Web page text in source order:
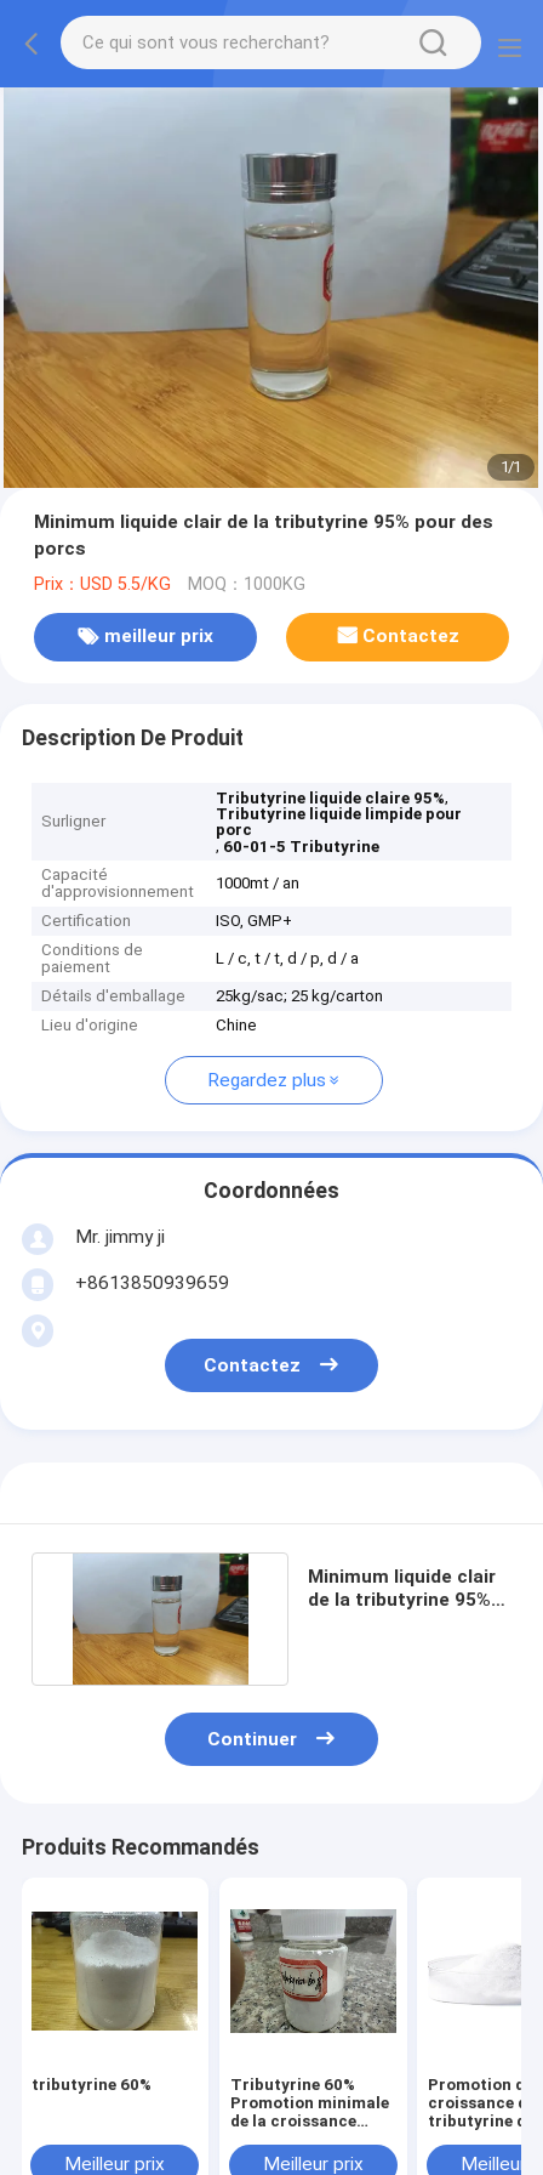
1/1
Minimum liquide clair de la tributyrine 95% pour des
porcs
Prix：USD 5.5/KG MOQ：1000KG
meilleur prix Contactez
Description De Produit
Surligner
Tributyrine liquide claire 95%,
Tributyrine liquide limpide pour
porc
, 60-01-5 Tributyrine
Capacité
d'approvisionnement
1000mt / an
Certification
ISO, GMP+
Conditions de
paiement
L / c, t / t, d / p, d / a
Détails d'emballage
25kg/sac; 25 kg/carton
Lieu d'origine
Chine
Regardez plus
Coordonnées
Mr. jimmy ji
+8613850939659
Contactez
Minimum liquide clair
de la tributyrine 95%
Continuer
Produits Recommandés
tributyrine 60%
Meilleur prix
Tributyrine 60%
Promotion minimale
de la croissance
volaille et l'aqua
Meilleur prix
Promotion de
croissance de
tributyrine de
Meilleur